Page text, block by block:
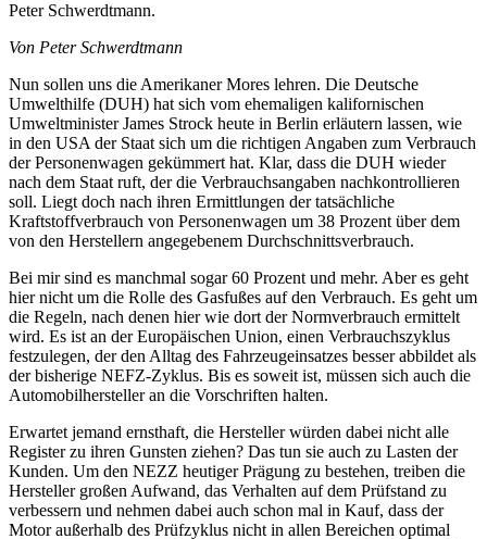
Peter Schwerdtmann.
Von Peter Schwerdtmann
Nun sollen uns die Amerikaner Mores lehren. Die Deutsche
Umwelthilfe (DUH) hat sich vom ehemaligen kalifornischen
Umweltminister James Strock heute in Berlin erläutern lassen, wie
in den USA der Staat sich um die richtigen Angaben zum Verbrauch
der Personenwagen gekümmert hat. Klar, dass die DUH wieder
nach dem Staat ruft, der die Verbrauchsangaben nachkontrollieren
soll. Liegt doch nach ihren Ermittlungen der tatsächliche
Kraftstoffverbrauch von Personenwagen um 38 Prozent über dem
von den Herstellern angegebenem Durchschnittsverbrauch.
Bei mir sind es manchmal sogar 60 Prozent und mehr. Aber es geht
hier nicht um die Rolle des Gasfußes auf den Verbrauch. Es geht um
die Regeln, nach denen hier wie dort der Normverbrauch ermittelt
wird. Es ist an der Europäischen Union, einen Verbrauchszyklus
festzulegen, der den Alltag des Fahrzeugeinsatzes besser abbildet als
der bisherige NEFZ-Zyklus. Bis es soweit ist, müssen sich auch die
Automobilhersteller an die Vorschriften halten.
Erwartet jemand ernsthaft, die Hersteller würden dabei nicht alle
Register zu ihren Gunsten ziehen? Das tun sie auch zu Lasten der
Kunden. Um den NEZZ heutiger Prägung zu bestehen, treiben die
Hersteller großen Aufwand, das Verhalten auf dem Prüfstand zu
verbessern und nehmen dabei auch schon mal in Kauf, dass der
Motor außerhalb des Prüfzyklus nicht in allen Bereichen optimal